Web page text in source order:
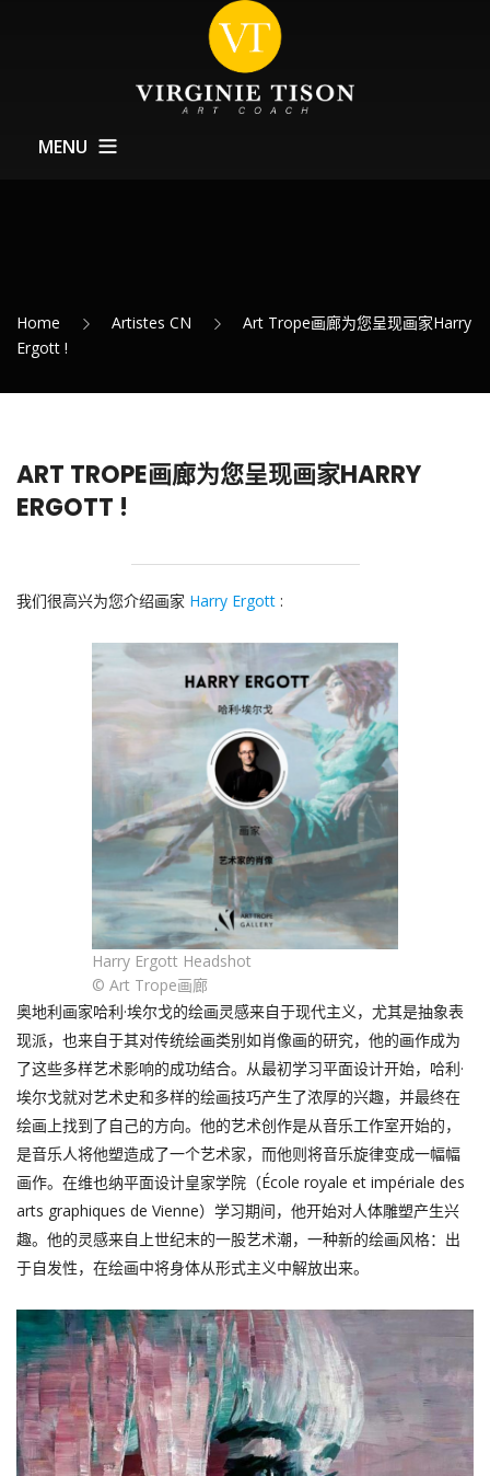
MENU
Expositions – 展览
Home Artistes CN
Art Trope画廊为您呈现画家Harry
Ergott !
ART TROPE画廊为您呈现画家HARRY
ERGOTT !
我们很高兴为您介绍画家 Harry Ergott :
Harry Ergott Headshot
© Art Trope画廊
奥地利画家哈利·埃尔戈的绘画灵感来自于现代主义，尤其是抽象表
现派，也来自于其对传统绘画类别如肖像画的研究，他的画作成为
了这些多样艺术影响的成功结合。从最初学习平面设计开始，哈利·
埃尔戈就对艺术史和多样的绘画技巧产生了浓厚的兴趣，并最终在
绘画上找到了自己的方向。他的艺术创作是从音乐工作室开始的，
是音乐人将他塑造成了一个艺术家，而他则将音乐旋律变成一幅幅
画作。在维也纳平面设计皇家学院（École royale et impériale des
arts graphiques de Vienne）学习期间，他开始对人体雕塑产生兴
趣。他的灵感来自上世纪末的一股艺术潮，一种新的绘画风格：出
于自发性，在绘画中将身体从形式主义中解放出来。